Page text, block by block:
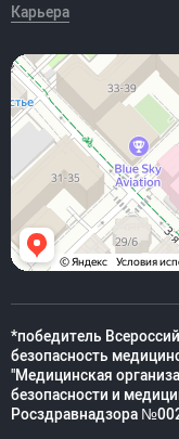
Карьера
*победитель
безопасность
"Медицинская
безопасности и
Росздравнадзора